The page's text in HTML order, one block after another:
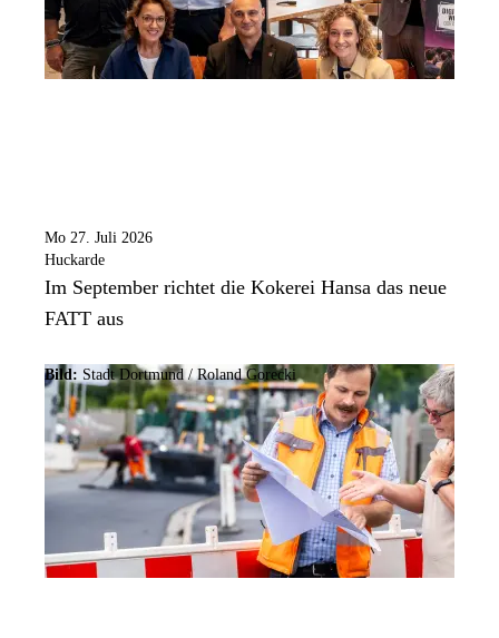
Mo 27. Juli 2026
Huckarde
Im September richtet die Kokerei Hansa das neue
FATT aus
Bild: Stadt Dortmund / Roland Gorecki